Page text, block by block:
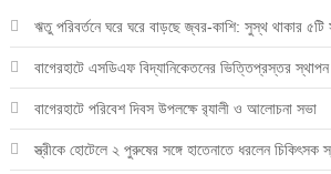
ঋতু পরিবর্তনে ঘরে ঘরে বাড়ছে জ্বর-কাশি: সুস্থ থাকার
বাগেরহাটে এসডিএফ বিদ্যানিকেতনের ভিত্তিপ্রস্তর স্থাপন
বাগেরহাটে পরিবেশ দিবস উপলক্ষে র‌্যালী ও আলোচনা সভা
স্ত্রীকে হোটেলে ২ পুরুষের সঙ্গে হাতেনাতে ধরলেন চিকিৎসক